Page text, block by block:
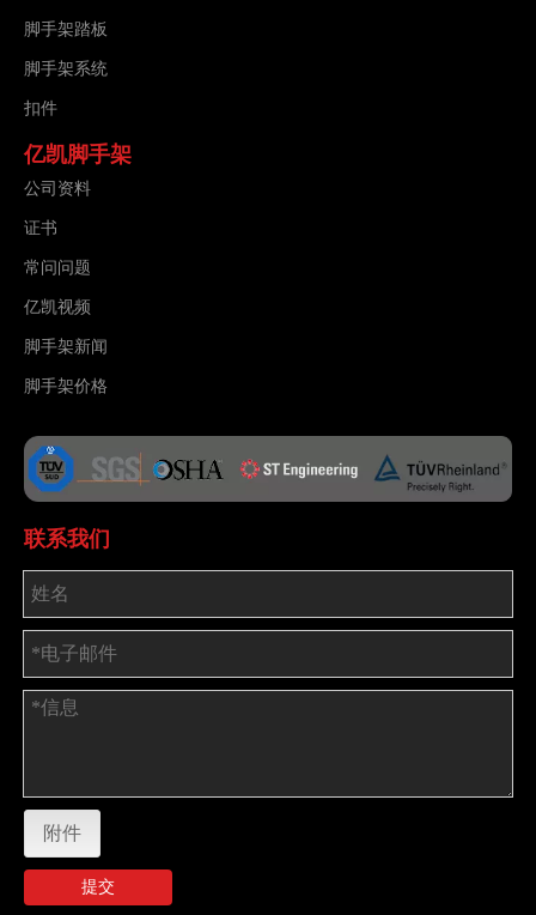
脚手架踏板
脚手架系统
扣件
亿凯脚手架
公司资料
证书
常问问题
亿凯视频
脚手架新闻
脚手架价格
联系我们
附件
提交